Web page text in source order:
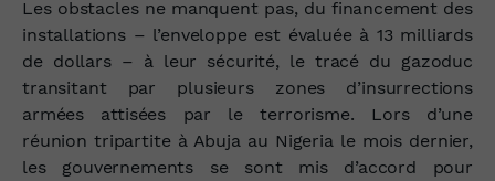
Les obstacles ne manquent pas, du financement des
installations – l’enveloppe est évaluée à 13 milliards
de dollars – à leur sécurité, le tracé du gazoduc
transitant par plusieurs zones d’insurrections
armées attisées par le terrorisme. Lors d’une
réunion tripartite à Abuja au Nigeria le mois dernier,
les gouvernements se sont mis d’accord pour